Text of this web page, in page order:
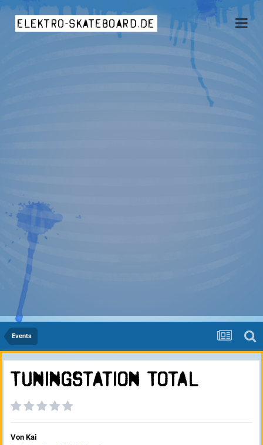
elektro-skateboard.de
Events
TuningStation Total
Von Kai